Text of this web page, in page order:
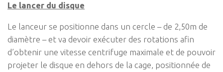
Le lancer du disque
Le lanceur se positionne dans un cercle – de 2,50m de
diamètre – et va devoir exécuter des rotations afin
d’obtenir une vitesse centrifuge maximale et de pouvoir
projeter le disque en dehors de la cage, positionnée de